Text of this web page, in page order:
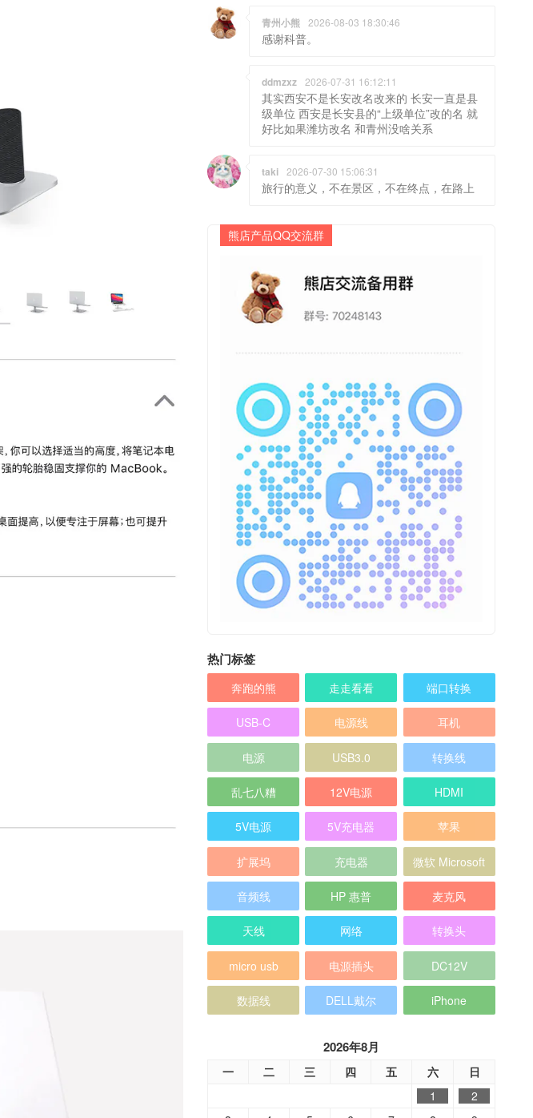
青州小熊 2026-08-03 18:30:46
感谢科普。
ddmzxz 2026-07-31 16:12:11
其实西安不是长安改名改来的 长安一直是县
级单位 西安是长安县的“上级单位”改的名 就
好比如果潍坊改名 和青州没啥关系
taki 2026-07-30 15:06:31
旅行的意义，不在景区，不在终点，在路上
熊店产品QQ交流群
热门标签
奔跑的熊 走走看看 端口转换
USB-C 电源线 耳机
电源 USB3.0 转换线
乱七八糟 12V电源 HDMI
5V电源 5V充电器 苹果
扩展坞 充电器 微软 Microsoft
音频线 HP 惠普 麦克风
天线 网络 转换头
micro usb 电源插头 DC12V
数据线 DELL戴尔 iPhone
2026年8月
一 二 三 四 五 六
日
1
2